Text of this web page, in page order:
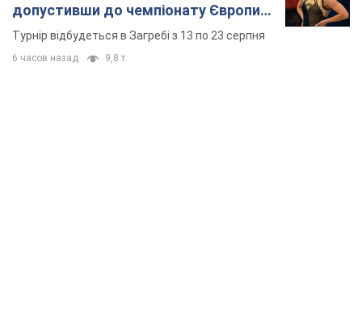
допустивши до чемпіонату Європи
основних спортсменів
Турнір відбудеться в Загребі з 13 по 23 серпня
6 часов назад 9,8 т.